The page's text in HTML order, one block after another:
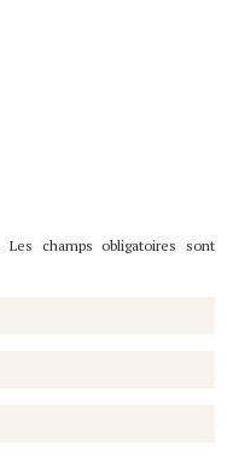
Les champs obligatoires sont